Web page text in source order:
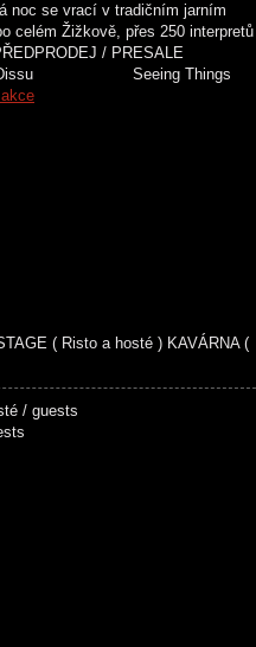
noc se vrací v tradičním jarním
celém Žižkově, přes 250 interpretů
PŘEDPRODEJ / PRESALE
Dissu Seeing Things
( Risto a hosté ) KAVÁRNA (
+ hosté / guests
/ guests